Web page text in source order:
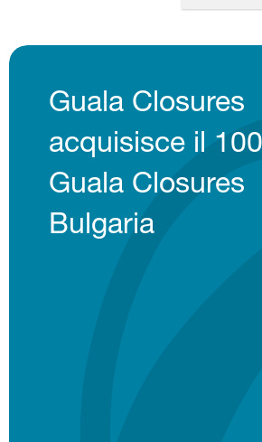
Guala Closures
acquisisce il
Guala Closures
Bulgaria